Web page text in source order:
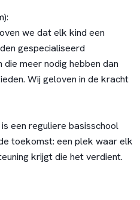
we dat elk kind een
gespecialiseerd
meer nodig hebben dan
Wij geloven in de kracht
een reguliere basisschool
toekomst: een plek waar elk
krijgt die het verdient.